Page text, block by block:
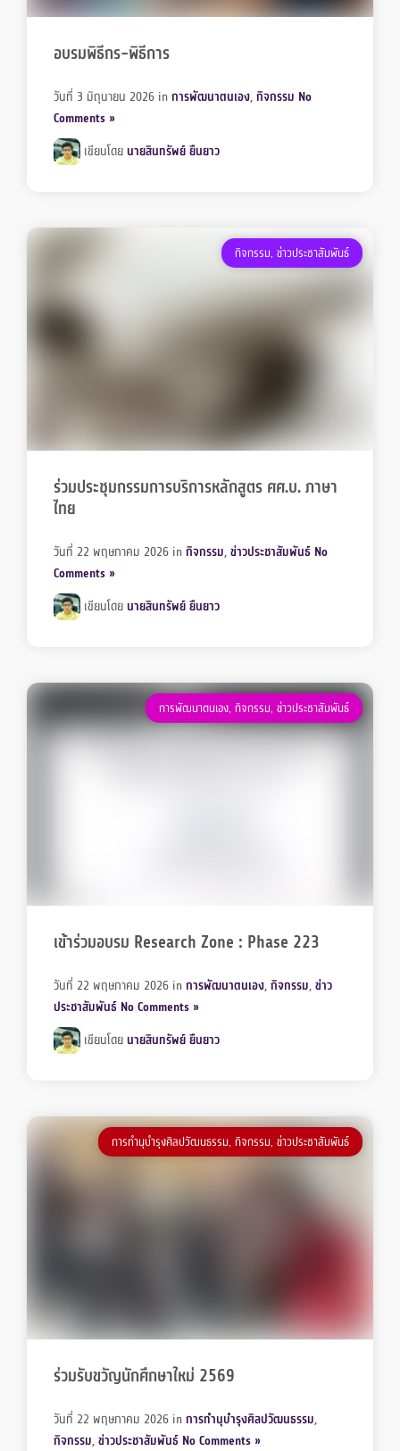
อบรมพิธีกร-พิธีการ
วันที่ 3 มิถุนายน 2026 inการพัฒนาตนเอง,กิจกรรม No
Comments »
เขียนโดย นายสินทรัพย์ ยืนยาว
กิจกรรม, ข่าวประชาสัมพันธ์
ร่วมประชุมกรรมการบริการหลักสูตร ศศ.บ. ภาษา
ไทย
วันที่ 22 พฤษภาคม 2026 inกิจกรรม,ข่าวประชาสัมพันธ์ No
Comments »
เขียนโดย นายสินทรัพย์ ยืนยาว
การพัฒนาตนเอง, กิจกรรม, ข่าวประชาสัมพันธ์
เข้าร่วมอบรม Research Zone : Phase 223
วันที่ 22 พฤษภาคม 2026 inการพัฒนาตนเอง,กิจกรรม,ข่าว
ประชาสัมพันธ์ No Comments »
เขียนโดย นายสินทรัพย์ ยืนยาว
การทำนุบำรุงศิลปวัฒนธรรม, กิจกรรม, ข่าวประชาสัมพันธ์
ร่วมรับขวัญนักศึกษาใหม่ 2569
วันที่ 22 พฤษภาคม 2026 inการทำนุบำรุงศิลปวัฒนธรรม,
กิจกรรม,ข่าวประชาสัมพันธ์ No Comments »